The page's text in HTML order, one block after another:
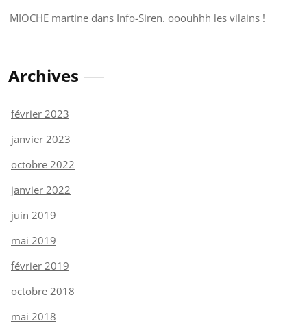
MIOCHE martine dans Info-Siren. ooouhhh les vilains !
Archives
février 2023
janvier 2023
octobre 2022
janvier 2022
juin 2019
mai 2019
février 2019
octobre 2018
mai 2018